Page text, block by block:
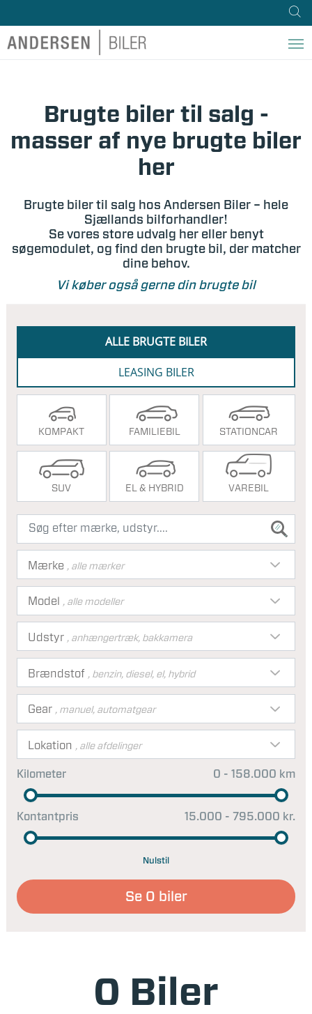
Brugte biler til salg -
masser af nye brugte biler
her
Brugte biler til salg hos Andersen Biler – hele
Sjællands bilforhandler!
Se vores store udvalg her eller benyt
søgemodulet, og find den brugte bil, der matcher
dine behov.
Vi køber også gerne din brugte bil
ALLE BRUGTE BILER
LEASING BILER
KOMPAKT FAMILIEBIL STATIONCAR
SUV EL & HYBRID VAREBIL
Kontantpris 15.000 - 795.000 kr.
Kilometer 0 - 158.000 km
Mærke , alle mærker
Model , alle modeller
Brændstof , benzin, diesel, el, hybrid
Gear , manuel, automatgear
Udstyr , anhængertræk, bakkamera
Lokation , alle afdelinger
Nulstil
Se 0 biler
0 Biler